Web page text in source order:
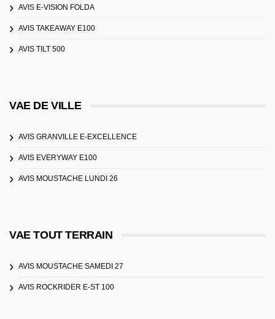
AVIS E-VISION FOLDA
AVIS TAKEAWAY E100
AVIS TILT 500
VAE DE VILLE
AVIS GRANVILLE E-EXCELLENCE
AVIS EVERYWAY E100
AVIS MOUSTACHE LUNDI 26
VAE TOUT TERRAIN
AVIS MOUSTACHE SAMEDI 27
AVIS ROCKRIDER E-ST 100